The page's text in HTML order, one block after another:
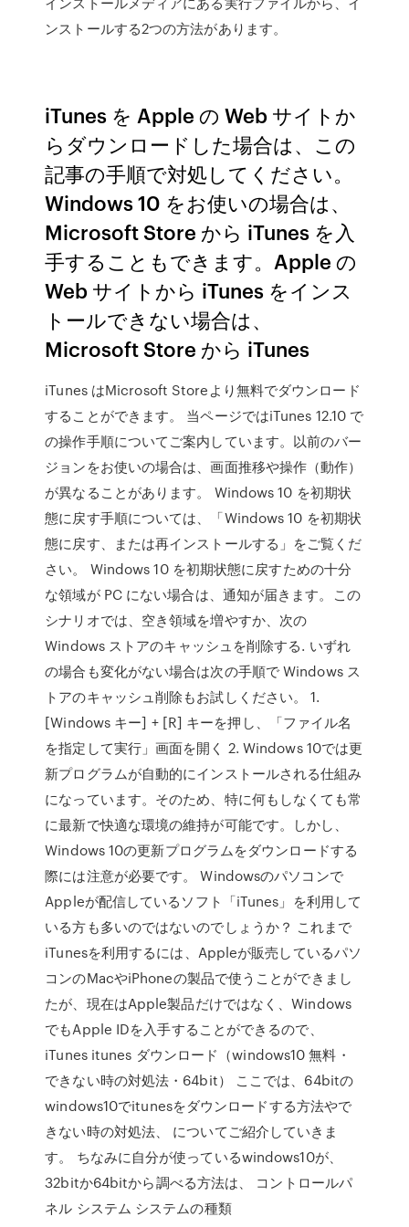
ンストールする2つの方法があります。
iTunes を Apple の Web サイトか
らダウンロードした場合は、この
記事の手順で対処してください。
Windows 10 をお使いの場合は、
Microsoft Store から iTunes を入
手することもできます。Apple の
Web サイトから iTunes をインス
トールできない場合は、
Microsoft Store から iTunes
iTunes はMicrosoft Storeより無料でダウンロード
することができます。 当ページではiTunes 12.10 で
の操作手順についてご案内しています。以前のバー
ジョンをお使いの場合は、画面推移や操作（動作）
が異なることがあります。 Windows 10 を初期状
態に戻す手順については、「Windows 10 を初期状
態に戻す、または再インストールする」をご覧くだ
さい。 Windows 10 を初期状態に戻すための十分
な領域が PC にない場合は、通知が届きます。この
シナリオでは、空き領域を増やすか、次の
Windows ストアのキャッシュを削除する. いずれ
の場合も変化がない場合は次の手順で Windows ス
トアのキャッシュ削除もお試しください。 1.
[Windows キー] + [R] キーを押し、「ファイル名
を指定して実行」画面を開く 2. Windows 10では更
新プログラムが自動的にインストールされる仕組み
になっています。そのため、特に何もしなくても常
に最新で快適な環境の維持が可能です。しかし、
Windows 10の更新プログラムをダウンロードする
際には注意が必要です。 Windowsのパソコンで
Appleが配信しているソフト「iTunes」を利用して
いる方も多いのではないのでしょうか？ これまで
iTunesを利用するには、Appleが販売しているパソ
コンのMacやiPhoneの製品で使うことができまし
たが、現在はApple製品だけではなく、Windows
でもApple IDを入手することができるので、
iTunes itunes ダウンロード（windows10 無料・
できない時の対処法・64bit） ここでは、64bitの
windows10でitunesをダウンロードする方法やで
きない時の対処法、 についてご紹介していきま
す。 ちなみに自分が使っているwindows10が、
32bitか64bitから調べる方法は、 コントロールパ
ネル システム システムの種類